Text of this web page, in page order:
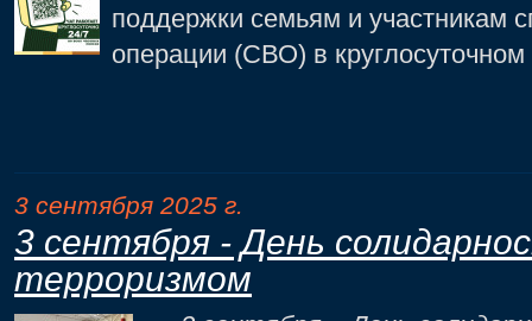
поддержки семьям и участникам
операции (СВО) в
3 сентября 2025 г.
3 сентября - День
терроризмом